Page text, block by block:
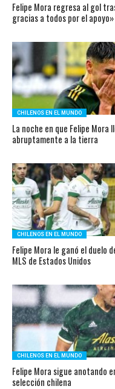
Felipe Mora regresa al gol
gracias a todos por el apoyo»
CHILENOS EN EL MUNDO
La noche en que Felipe
abruptamente a la tierra
CHILENOS EN EL MUNDO
Felipe Mora le ganó el duelo
MLS de Estados Unidos
CHILENOS EN EL MUNDO
Felipe Mora sigue anotando
selección chilena